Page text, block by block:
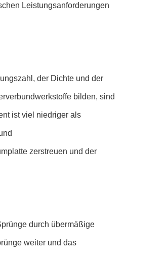
Leistungsanforderungen
der Dichte und der
bilden, sind
ist viel niedriger als
zerstreuen und der
durch übermäßige
weiter und das